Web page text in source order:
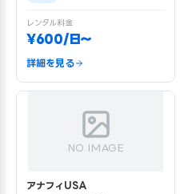
レンタル料金
¥600/日〜
詳細を見る
NO IMAGE
アナフィUSA